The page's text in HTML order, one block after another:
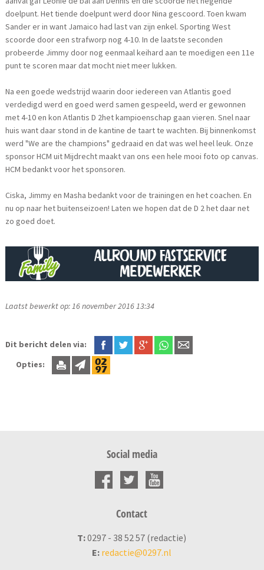
doelpunt. Het tiende doelpunt werd door Nina gescoord. Toen kwam
Sander er in want Jamaico had last van zijn enkel. Sporting West
scoorde door een strafworp nog 4-10. In de laatste seconden
probeerde Jimmy door nog eenmaal keihard aan te moedigen een 11e
punt te scoren maar dat mocht niet meer lukken.
Na een goede wedstrijd waarin door iedereen van Atlantis goed
verdedigd werd en goed werd samen gespeeld, werd er gewonnen
met 4-10 en kon Atlantis D 2het kampioenschap gaan vieren. Snel naar
huis want daar stond in de kantine de taart te wachten. Bij binnenkomst
werd "We are the champions" gedraaid en dat was wel heel leuk. Onze
sponsor HCM uit Mijdrecht maakt van ons een hele mooi foto op canvas.
HCM bedankt voor het sponsoren.
Ciska, Jimmy en Masha bedankt voor de trainingen en het coachen. En
nu op naar het buitenseizoen! Laten we hopen dat de D 2 het daar net
zo goed doet.
Laatst bewerkt op: 16 november 2016 13:34
Dit bericht delen via:
Opties:
Social media
Contact
T:0297 - 38 52 57 (redactie)
E: redactie@0297.nl